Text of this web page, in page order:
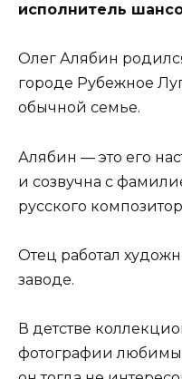
исполнитель
Олег Алябин
городе Рубежное
обычной семье.
Алябин — это его
и созвучна с
русского
Отец работал
заводе.
В детстве
фотографии